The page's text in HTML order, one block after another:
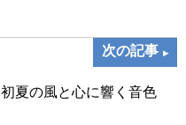
次の記事
初夏の風と心に響く音色